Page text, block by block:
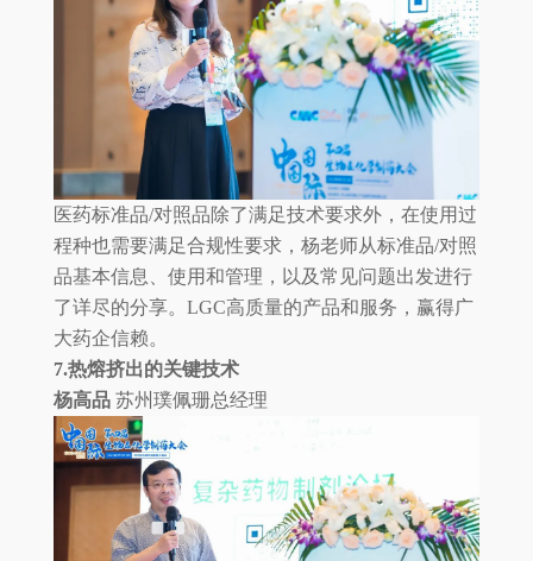
医药标准品/对照品除了满足技术要求外，在使用过
程种也需要满足合规性要求，杨老师从标准品/对照
品基本信息、使用和管理，以及常见问题出发进行
了详尽的分享。LGC高质量的产品和服务，赢得广
大药企信赖。
7.热熔挤出的关键技术
杨高品苏州璞佩珊总经理